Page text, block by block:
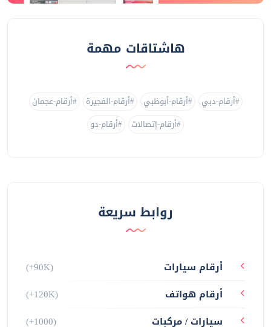
هاشتاقات مهمة
#أرقام-دبي #أرقام-أبوظبي #أرقام-الفجيرة
#أرقام-عجمان
#أرقام-إتصالات
#أرقام-دو
روابط سريعة
أرقام سيارات
(+90K)
أرقام هواتف
(+120K)
سيارات / مركبات
(+1000)